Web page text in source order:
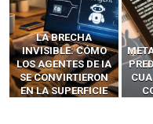
LA BRECHA
INVISIBLE: CÓMO
LOS AGENTES DE IA
SE CONVIRTIERON
EN LA SUPERFICIE